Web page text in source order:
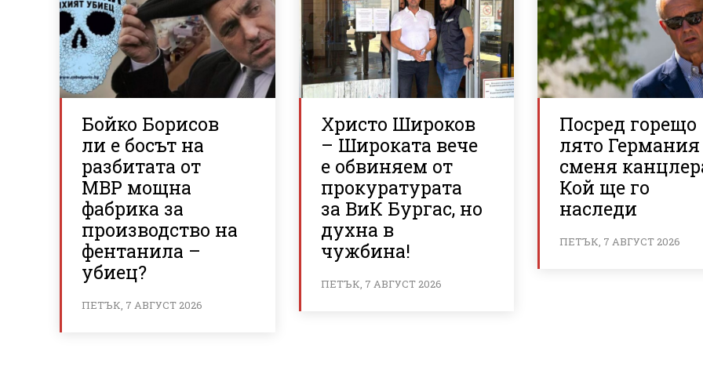
Бойко Борисов
ли е босът на
разбитата от
МВР мощна
фабрика за
производство на
фентанила –
убиец?
ПЕТЪК, 7 АВГУСТ 2026
Христо Широков
– Широката вече
е обвиняем от
прокуратурата
за ВиК Бургас, но
духна в
чужбина!
ПЕТЪК, 7 АВГУСТ 2026
Посред горещо
лято Германия
сменя
Кой ще го
наследи
ПЕТЪК, 7 АВГУСТ 2026